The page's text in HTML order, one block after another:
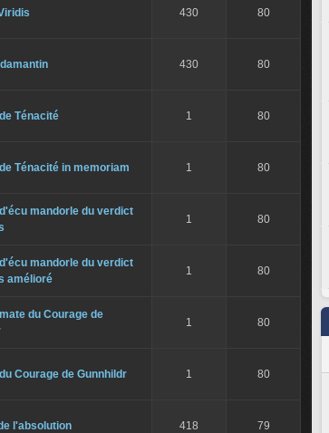
430 80
430 80
Ténacité 1 80
Ténacité in memoriam 1 80
mandorle du verdict
1 80
mandorle du verdict
amélioré
1 80
du Courage de
1 80
Courage de Gunnhildr 1 80
l'absolution 418 79